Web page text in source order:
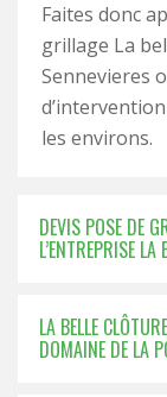
Faites donc
grillage La
Sennevieres
les environs.
DEVIS POSE DE
L’ENTREPRISE
LA BELLE
DOMAINE DE LA